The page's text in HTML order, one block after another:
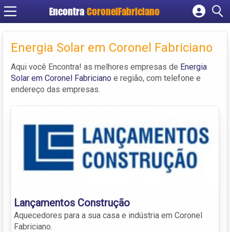
Encontra CoronelFabriciano
Cadastrar empresa
Criar conta
Energia Solar em Coronel Fabriciano
Aqui você Encontra! as melhores empresas de Energia
Solar em Coronel Fabriciano e região, com telefone e
endereço das empresas.
Lançamentos Construção
Aquecedores para a sua casa e indústria em Coronel
Fabriciano.